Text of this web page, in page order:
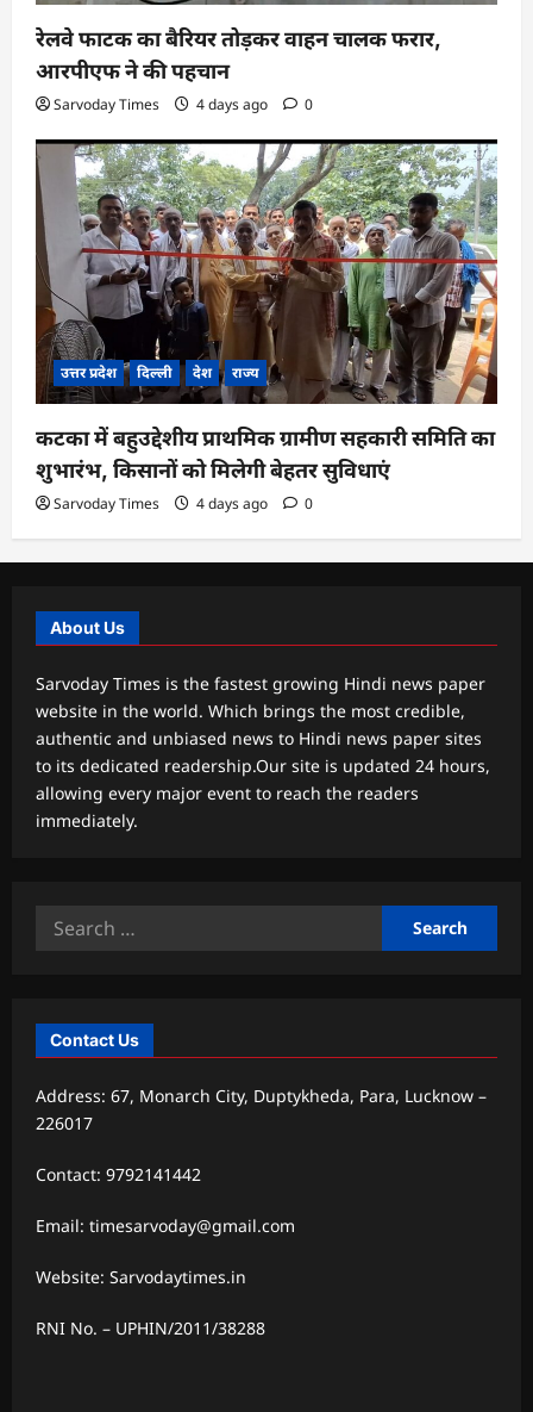
रेलवे फाटक का बैरियर तोड़कर वाहन चालक फरार,
आरपीएफ ने की पहचान
Sarvoday Times 4 days ago 0
उत्तर प्रदेश दिल्ली देश राज्य
कटका में बहुउद्देशीय प्राथमिक ग्रामीण सहकारी समिति का
शुभारंभ, किसानों को मिलेगी बेहतर सुविधाएं
Sarvoday Times 4 days ago 0
About Us
Sarvoday Times is the fastest growing Hindi news paper
website in the world. Which brings the most credible,
authentic and unbiased news to Hindi news paper sites
to its dedicated readership.Our site is updated 24 hours,
allowing every major event to reach the readers
immediately.
Search
Contact Us
Address: 67, Monarch City, Duptykheda, Para, Lucknow –
226017
Contact: 9792141442
Email: timesarvoday@gmail.com
Website: Sarvodaytimes.in
RNI No. – UPHIN/2011/38288